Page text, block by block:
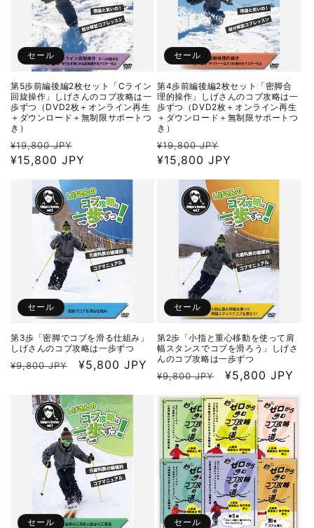
セール
第5歩前編後編2枚セット「Cライン
回旋操作」しげさんのコブ攻略は一
歩ずつ（DVD2枚＋オンライン再生
＋ダウンロード＋無制限サポートつ
き）
通
常
¥19,800 JPY
ー
価
格
¥15,800 JPY
セール
第4歩前編後編2枚セット「密脚合
理的操作」しげさんのコブ攻略は一
歩ずつ（DVD2枚＋オンライン再生
＋ダウンロード＋無制限サポートつ
き）
通
常
¥19,800 JPY
ー
価
格
¥15,800 JPY
セール
第3歩「密脚でコブを滑る仕組み」
しげさんのコブ攻略は一歩ずつ
通
¥9,800 JPY
セ
ル
価
格
¥5,800 JPY
セール
第2歩「小指と重心移動を使って肩
幅スタンスでコブを滑ろう」しげさ
んのコブ攻略は一歩ずつ
通
価
格
¥9,800 JPY
セ
ル
価
格
¥5,800 JPY
セール セール